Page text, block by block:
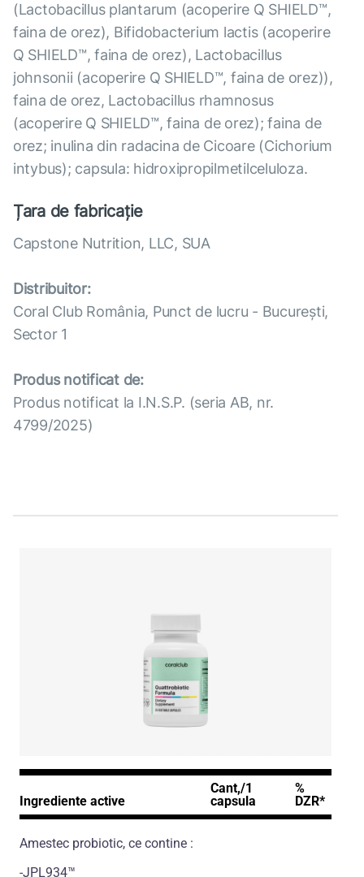
(Lactobacillus plantarum (аcoperire Q SHIELD™,
faina de orez), Bifidobacterium lactis (аcoperire
Q SHIELD™, faina de orez), Lactobacillus
johnsonii (аcoperire Q SHIELD™, faina de orez)),
faina de orez, Lactobacillus rhamnosus
(аcoperire Q SHIELD™, faina de orez); faina de
orez; inulina din radacina de Cicoare (Cichorium
intybus); capsula: hidroxipropilmetilceluloza.
Țara de fabricație
Capstone Nutrition, LLC, SUA
Distribuitor:
Coral Club România, Punct de lucru - București,
Sector 1
Produs notificat de:
Produs notificat la I.N.S.P. (seria AB, nr.
4799/2025)
Ingrediente active
Cant,/1
capsula
%
DZR*
Amestec probiotic, ce contine :
-JPL934™